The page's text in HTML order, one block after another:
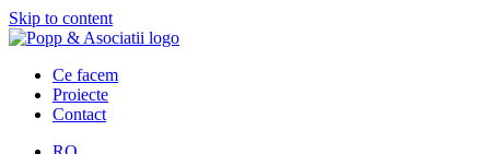
Skip to content
Ce facem
Proiecte
Contact